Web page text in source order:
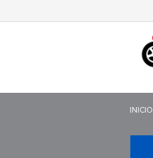
INICIO